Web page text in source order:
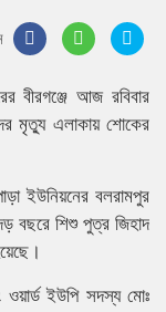
বীরগঞ্জে আজ রবিবার
মৃত্যু এলাকায় শোকের
ইউনিয়নের বলরামপুর
বছরে শিশু পুত্র জিহাদ
ওয়ার্ড ইউপি সদস্য মোঃ